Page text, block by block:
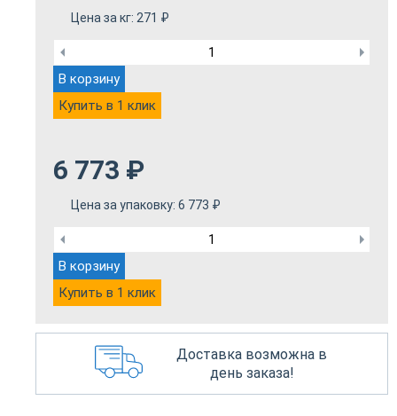
Цена за кг: 271 ₽
В корзину
Купить в 1 клик
6 773 ₽
Цена за упаковку: 6 773 ₽
В корзину
Купить в 1 клик
Доставка возможна в
день заказа!